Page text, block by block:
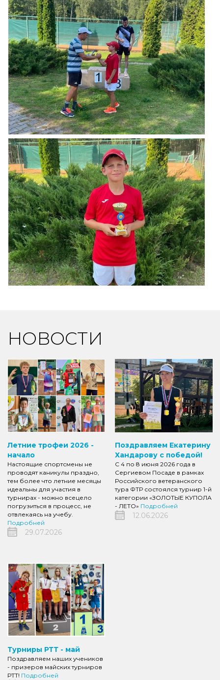
НОВОСТИ
Летние трофеи 2026 -
начало
Настоящие спортсмены не
проводят каникулы праздно,
тем более что летние месяцы
идеальны для участия в
турнирах - можно всецело
погрузиться в процесс, не
отвлекаясь на учебу.
Подробней
29.07.2026
Поздравляем Екатерину
Хандарову с победой!
С 4 по 8 июня 2026 года в
Сергиевом Посаде в рамках
Российского ветеранского
тура ФТР состоялся турнир 1-й
категории «ЗОЛОТЫЕ КУПОЛА
- ЛЕТО» Подробней
12.06.2026
Турниры РТТ - май
Поздравляем наших учеников
- призеров майских турниров
РТТ! Подробней